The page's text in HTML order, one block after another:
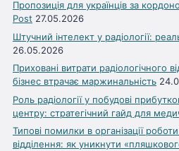
Пропозиція для українців за
Post 27.05.2026
Штучний інтелект у радіології:
26.05.2026
Приховані витрати радіологічного
бізнес втрачає маржинальність
Роль радіології у побудові
центру: стратегічний гайд для
Типові помилки в організації
відділення: як уникнути